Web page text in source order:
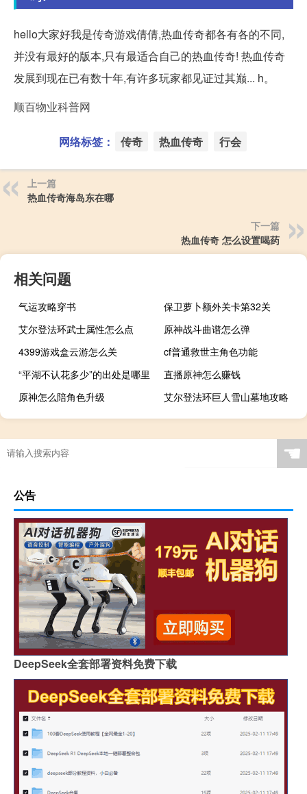
hello大家好我是传奇游戏倩倩,热血传奇都各有各的不同,
并没有最好的版本,只有最适合自己的热血传奇! 热血传奇
发展到现在已有数十年,有许多玩家都见证过其巅... h。
顺百物业科普网
网络标签： 传奇 热血传奇 行会
上一篇
热血传奇海岛东在哪
下一篇
热血传奇 怎么设置喝药
相关问题
气运攻略穿书
保卫萝卜额外关卡第32关
艾尔登法环武士属性怎么点
原神战斗曲谱怎么弹
4399游戏盒云游怎么关
cf普通救世主角色功能
“平湖不认花多少”的出处是哪里
直播原神怎么赚钱
原神怎么陪角色升级
艾尔登法环巨人雪山墓地攻略
☚
公告
DeepSeek全套部署资料免费下载